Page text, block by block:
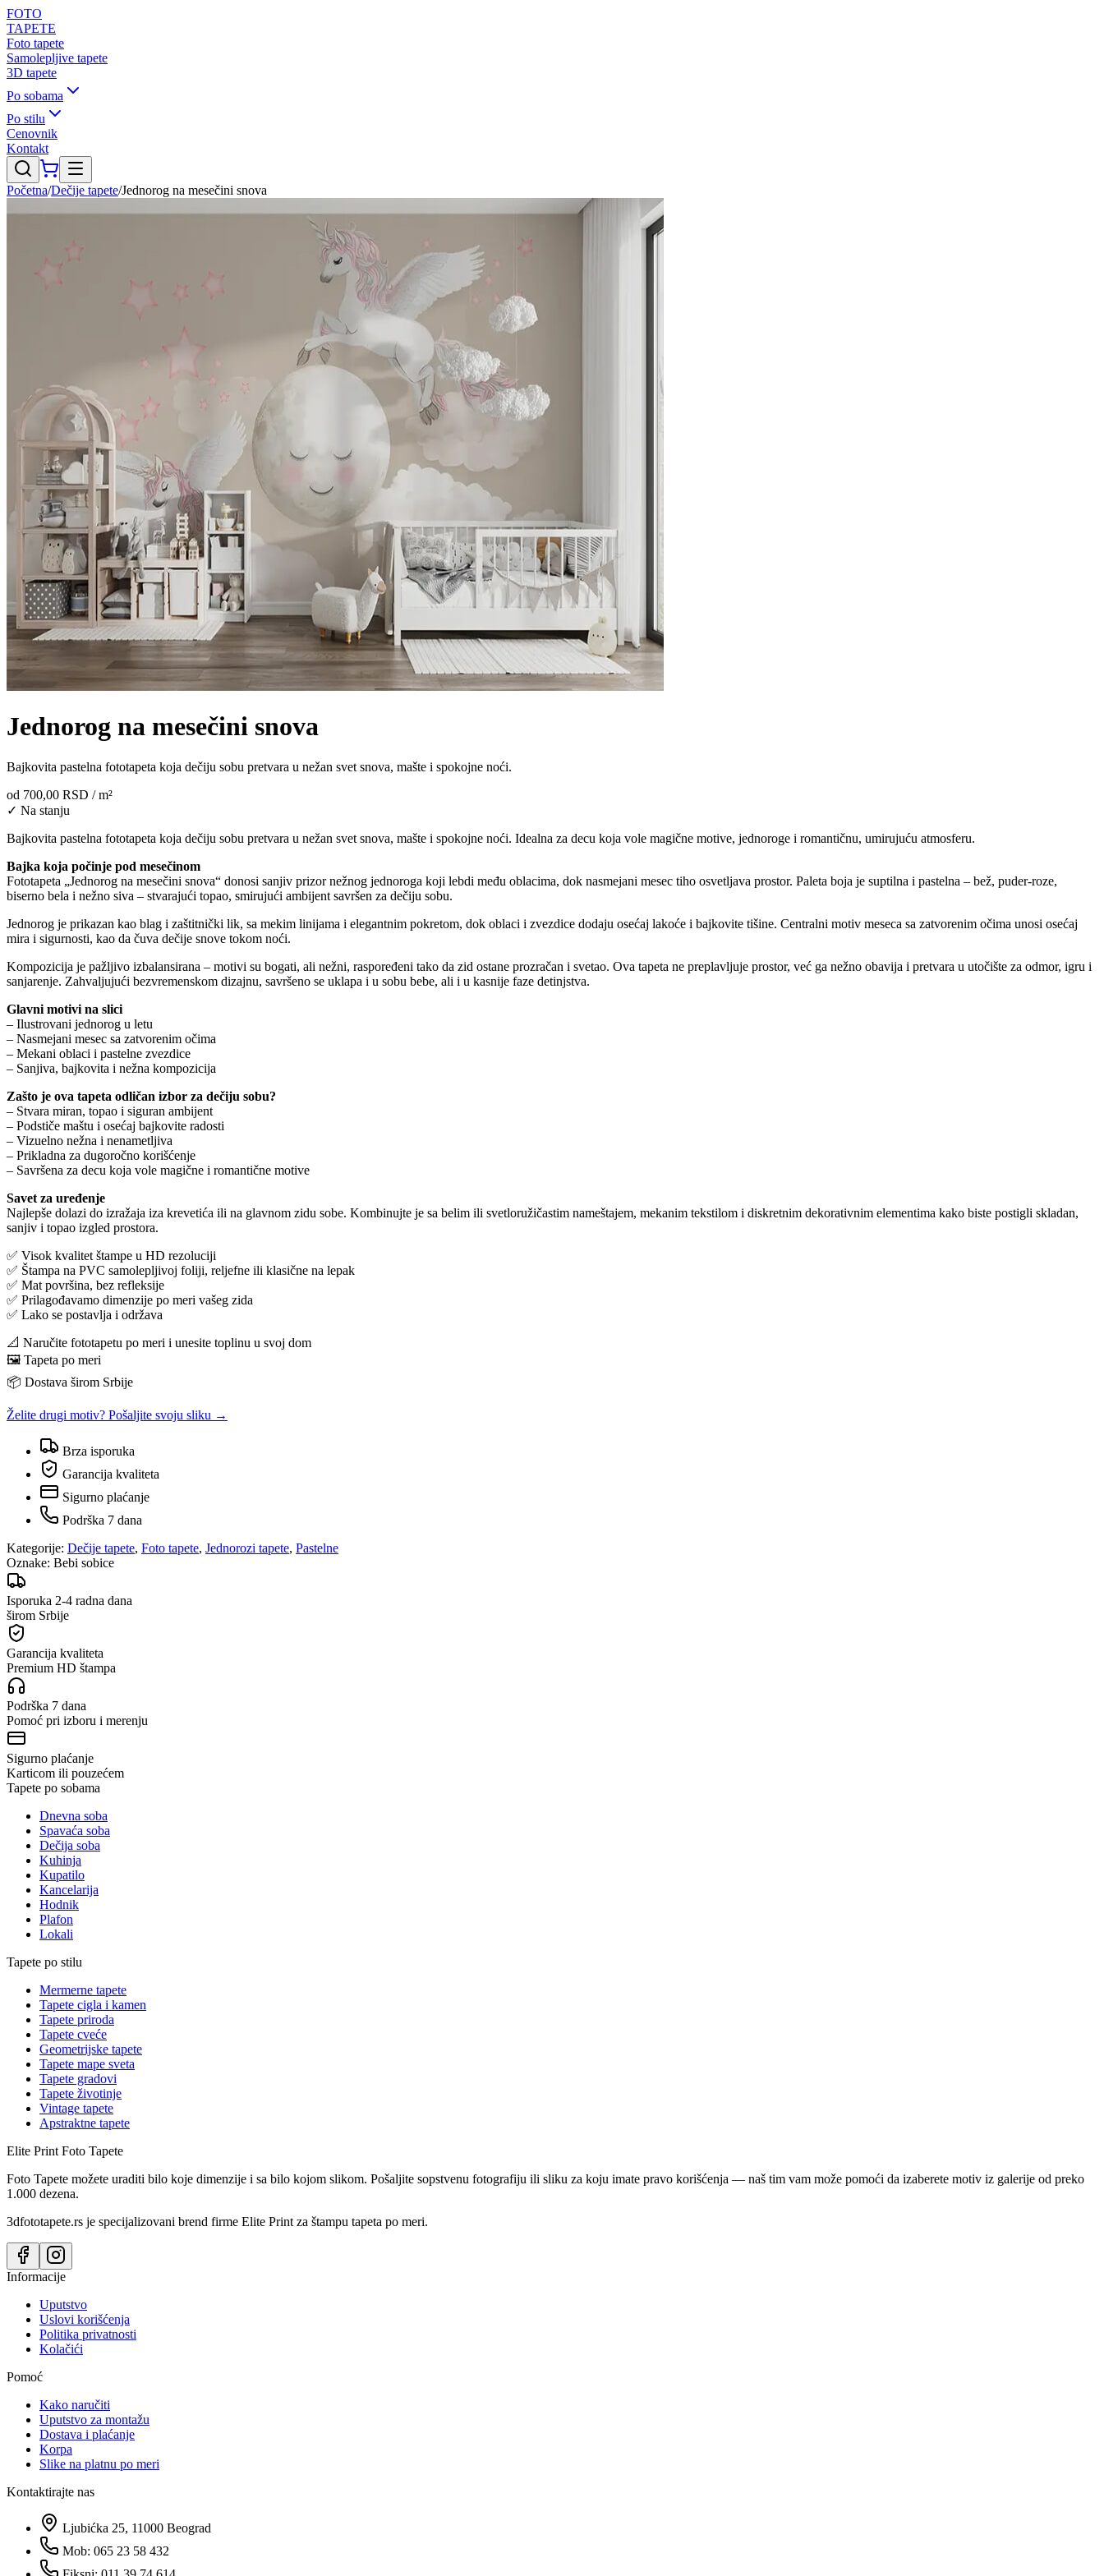
FOTO
TAPETE
Foto tapete
Samolepljive tapete
3D tapete
Po sobama
Po stilu
Cenovnik
Kontakt
Početna/Dečije tapete/Jednorog na mesečini snova
Jednorog na mesečini snova
Bajkovita pastelna fototapeta koja dečiju sobu pretvara u nežan svet snova, mašte i spokojne noći.
od 700,00 RSD / m²
✓ Na stanju
Bajkovita pastelna fototapeta koja dečiju sobu pretvara u nežan svet snova, mašte i spokojne noći. Idealna za decu koja vole magične motive, jednoroge i romantičnu, umirujuću atmosferu.
Bajka koja počinje pod mesečinom
Fototapeta „Jednorog na mesečini snova“ donosi sanjiv prizor nežnog jednoroga koji lebdi među oblacima, dok nasmejani mesec tiho osvetljava prostor. Paleta boja je suptilna i pastelna – bež, puder-roze,
biserno bela i nežno siva – stvarajući topao, smirujući ambijent savršen za dečiju sobu.
Jednorog je prikazan kao blag i zaštitnički lik, sa mekim linijama i elegantnim pokretom, dok oblaci i zvezdice dodaju osećaj lakoće i bajkovite tišine. Centralni motiv meseca sa zatvorenim očima unosi osećaj
mira i sigurnosti, kao da čuva dečije snove tokom noći.
Kompozicija je pažljivo izbalansirana – motivi su bogati, ali nežni, raspoređeni tako da zid ostane prozračan i svetao. Ova tapeta ne preplavljuje prostor, već ga nežno obavija i pretvara u utočište za odmor, igru i
sanjarenje. Zahvaljujući bezvremenskom dizajnu, savršeno se uklapa i u sobu bebe, ali i u kasnije faze detinjstva.
Glavni motivi na slici
– Ilustrovani jednorog u letu
– Nasmejani mesec sa zatvorenim očima
– Mekani oblaci i pastelne zvezdice
– Sanjiva, bajkovita i nežna kompozicija
Zašto je ova tapeta odličan izbor za dečiju sobu?
– Stvara miran, topao i siguran ambijent
– Podstiče maštu i osećaj bajkovite radosti
– Vizuelno nežna i nenametljiva
– Prikladna za dugoročno korišćenje
– Savršena za decu koja vole magične i romantične motive
Savet za uređenje
Najlepše dolazi do izražaja iza krevetića ili na glavnom zidu sobe. Kombinujte je sa belim ili svetloružičastim nameštajem, mekanim tekstilom i diskretnim dekorativnim elementima kako biste postigli skladan,
sanjiv i topao izgled prostora.
✅ Visok kvalitet štampe u HD rezoluciji
✅ Štampa na PVC samolepljivoj foliji, reljefne ili klasične na lepak
✅ Mat površina, bez refleksije
✅ Prilagođavamo dimenzije po meri vašeg zida
✅ Lako se postavlja i održava
📐 Naručite fototapetu po meri i unesite toplinu u svoj dom
🖼️ Tapeta po meri
📦 Dostava širom Srbije
Želite drugi motiv? Pošaljite svoju sliku →
Brza isporuka
Garancija kvaliteta
Sigurno plaćanje
Podrška 7 dana
Kategorije: Dečije tapete, Foto tapete, Jednorozi tapete, Pastelne
Oznake: Bebi sobice
Isporuka 2-4 radna dana
širom Srbije
Garancija kvaliteta
Premium HD štampa
Podrška 7 dana
Pomoć pri izboru i merenju
Sigurno plaćanje
Karticom ili pouzećem
Tapete po sobama
Dnevna soba
Spavaća soba
Dečija soba
Kuhinja
Kupatilo
Kancelarija
Hodnik
Plafon
Lokali
Tapete po stilu
Mermerne tapete
Tapete cigla i kamen
Tapete priroda
Tapete cveće
Geometrijske tapete
Tapete mape sveta
Tapete gradovi
Tapete životinje
Vintage tapete
Apstraktne tapete
Elite Print Foto Tapete
Foto Tapete možete uraditi bilo koje dimenzije i sa bilo kojom slikom. Pošaljite sopstvenu fotografiju ili sliku za koju imate pravo korišćenja — naš tim vam može pomoći da izaberete motiv iz galerije od preko
1.000 dezena.
3dfototapete.rs je specijalizovani brend firme Elite Print za štampu tapeta po meri.
Informacije
Uputstvo
Uslovi korišćenja
Politika privatnosti
Kolačići
Pomoć
Kako naručiti
Uputstvo za montažu
Dostava i plaćanje
Korpa
Slike na platnu po meri
Kontaktirajte nas
Ljubićka 25, 11000 Beograd
Mob: 065 23 58 432